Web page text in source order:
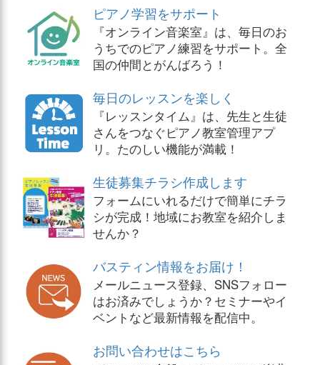
ピアノ学習をサポート
『オンライン音楽室』は、毎日のお
うちでのピアノ練習をサポート。全
国の仲間とがんばろう！
毎日のレッスンを楽しく
『レッスンタイム』は、先生と生徒
さんをつなぐピアノ教室管理アプ
リ。たのしい機能が満載！
生徒募集チラシ作成します
フォームにいれるだけで簡単にチラ
シが完成！地域にお教室を紹介しま
せんか？
バスティン情報をお届け！
メールニュース登録、SNSフォロー
はお済みでしょうか？セミナーやイ
ベントなど最新情報を配信中。
お問い合わせはこちら